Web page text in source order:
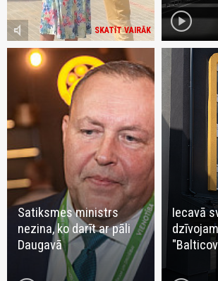
SKATĪT VAIRĀK
volume_mute play_circle
Satiksmes ministrs
nezina, ko darīt ar pāli
Daugavā
Iecavā